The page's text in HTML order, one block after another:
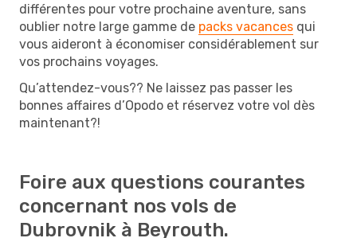
différentes pour votre prochaine aventure, sans
oublier notre large gamme de packs vacances qui
vous aideront à économiser considérablement sur
vos prochains voyages.
Qu’attendez-vous?? Ne laissez pas passer les
bonnes affaires d’Opodo et réservez votre vol dès
maintenant?!
Foire aux questions courantes
concernant nos vols de
Dubrovnik à Beyrouth.